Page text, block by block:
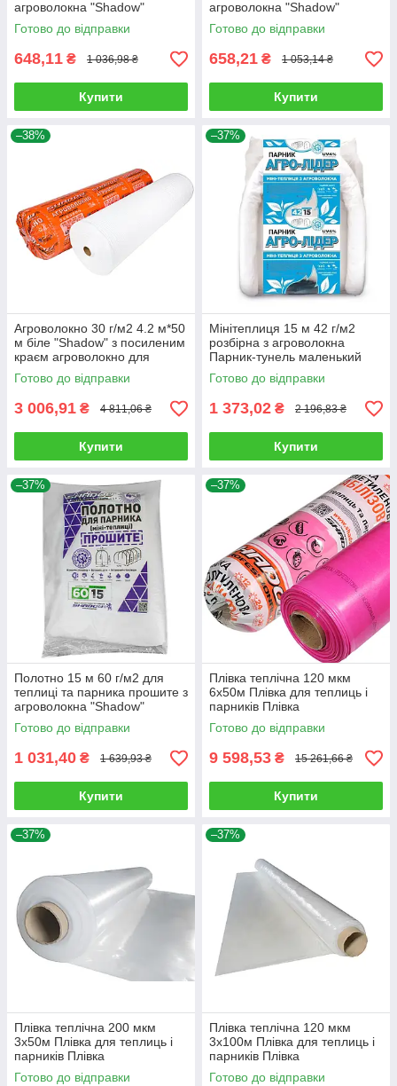
агроволокна "Shadow"
Готово до відправки
648,11 ₴ 1 036,98 ₴
Купити
агроволокна "Shadow"
Готово до відправки
658,21 ₴ 1 053,14 ₴
Купити
–38%
Агроволокно 30 г/м2 4.2 м*50
м біле "Shadow" з посиленим
краєм агроволокно для
парників
Готово до відправки
3 006,91 ₴ 4 811,06 ₴
Купити
–37%
Мінітеплиця 15 м 42 г/м2
розбірна з агроволокна
Парник-тунель маленький
Агро-Лідер Мініпарник
арковий
Готово до відправки
1 373,02 ₴ 2 196,83 ₴
Купити
–37%
Полотно 15 м 60 г/м2 для
теплиці та парника прошите з
агроволокна "Shadow"
Готово до відправки
1 031,40 ₴ 1 639,93 ₴
Купити
–37%
Плівка теплічна 120 мкм
6х50м Плівка для теплиць і
парників Плівка
поліетиленова рожева Плівка
Shadow
Готово до відправки
9 598,53 ₴ 15 261,66 ₴
Купити
–37%
Плівка теплічна 200 мкм
3х50м Плівка для теплиць і
парників Плівка
поліетиленова, прозора
Готово до відправки
–37%
Плівка теплічна 120 мкм
3х100м Плівка для теплиць і
парників Плівка
поліетиленова, прозора
Готово до відправки